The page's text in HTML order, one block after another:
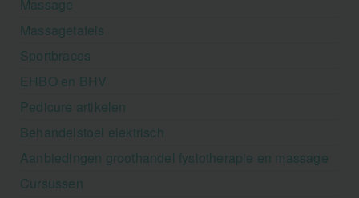
Massage
Massagetafels
Sportbraces
EHBO en BHV
Pedicure artikelen
Behandelstoel elektrisch
Aanbiedingen groothandel fysiotherapie en massage
Cursussen